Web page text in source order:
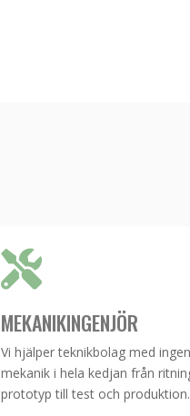

MEKANIKINGENJÖR
Vi hjälper teknikbolag med
mekanik i hela kedjan från
prototyp till test och produktion.